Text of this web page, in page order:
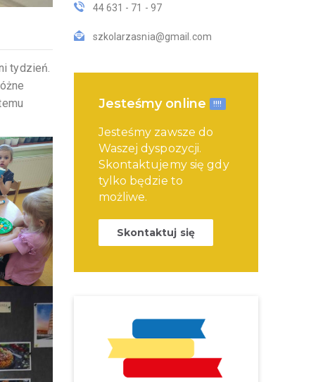
tydzień.
44 631 - 71 - 97
szkolarzasnia@gmail.com
Jesteśmy online !!!!
Jesteśmy zawsze do
Waszej dyspozycji.
Skontaktujemy się gdy
tylko będzie to
możliwe.
Skontaktuj się